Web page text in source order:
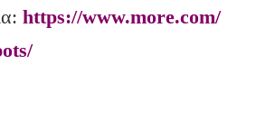
https://www.more.com/